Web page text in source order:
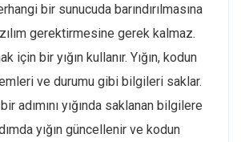
bir sunucuda barındırılmasına
gerektirmesine gerek kalmaz.
için bir yığın kullanır. Yığın, kodun
ve durumu gibi bilgileri saklar.
adımını yığında saklanan bilgilere
yığın güncellenir ve kodun